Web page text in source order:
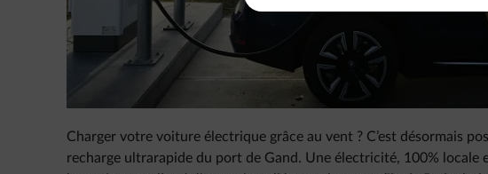
Charger votre voiture électrique grâce au vent ? C’est désormais
recharge ultrarapide du port de Gand. Une électricité, 100% locale